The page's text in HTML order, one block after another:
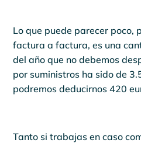
Lo que puede parecer poco,
factura a factura, es una
del año que no debemos
por suministros ha sido de
podremos deducirnos 420
Tanto si trabajas en caso